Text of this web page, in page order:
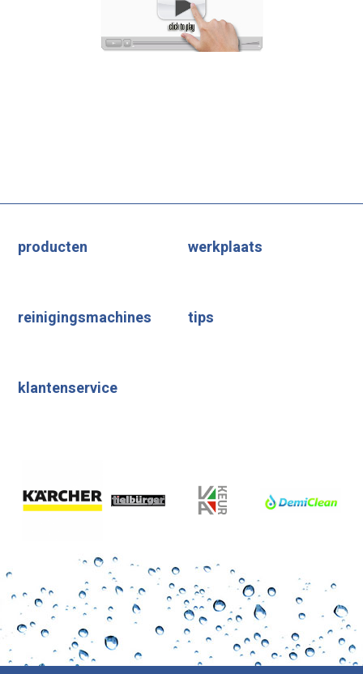
producten werkplaats
reinigingsmachines tips
klantenservice